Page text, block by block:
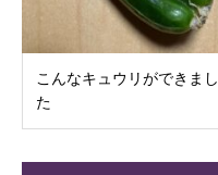
こんなキュウリができまし
た